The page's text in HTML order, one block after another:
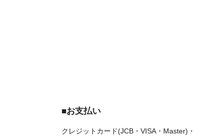
■お支払い
クレジットカード(JCB・VISA・Master)・